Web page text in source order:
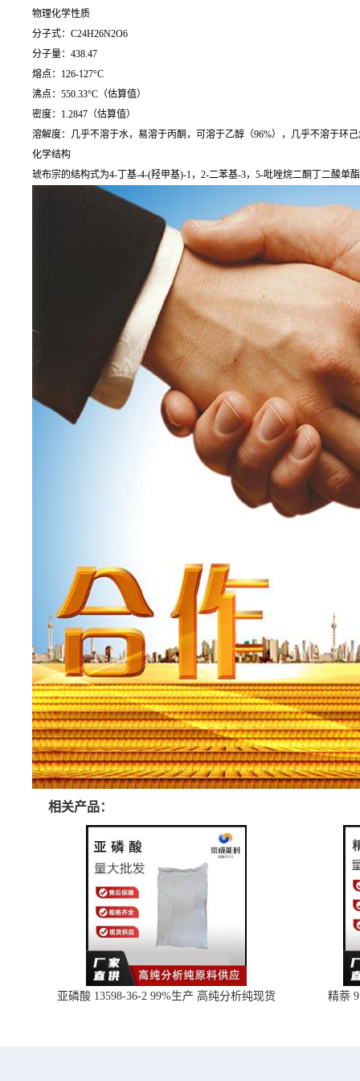
物理化学性质
分子式：C24H26N2O6
分子量：438.47
熔点：126-127°C
沸点：550.33°C（估算值）
密度：1.2847（估算值）
溶解度：几乎不溶于水，易溶于丙酮，可溶于乙醇（96%），几乎不溶于环己
化学结构
琥布宗的结构式为4-丁基-4-(羟甲基)-1，2-二苯基-3，5-吡唑烷二酮丁二酸单
相关产品：
亚磷酸 13598-36-2 99%生产 高纯分析纯现货 精萘